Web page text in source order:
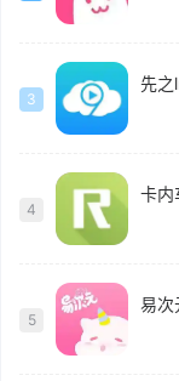
3
先之
4
卡内
5
易次